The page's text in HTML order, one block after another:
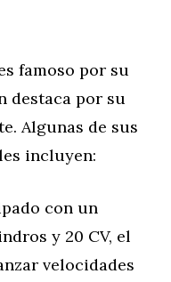
famoso por su
destaca por su
Algunas de sus
incluyen:
con un
y 20 CV, el
velocidades